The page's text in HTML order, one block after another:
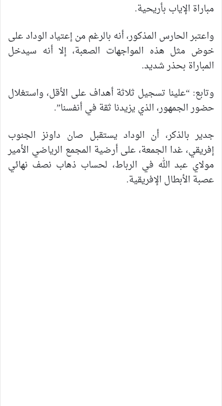
مباراة الإياب بأريحية.
واعتبر الحارس المذكور، أنه بالرغم من إعتياد الوداد على
خوض مثل هذه المواجهات الصعبة، إلا أنه سيدخل
المباراة بحذر شديد.
وتابع: “علينا تسجيل ثلاثة أهداف على الأقل، واستغلال
حضور الجمهور، الذي يزيدنا ثقة في أنفسنا”.
جدير بالذكر، أن الوداد يستقبل صان داونز الجنوب
إفريقي، غدا الجمعة، على أرضية المجمع الرياضي الأمير
مولاي عبد الله في الرباط، لحساب ذهاب نصف نهائي
عصبة الأبطال الإفريقية.